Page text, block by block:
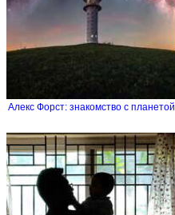
Алекс Форст: знакомство с планетой